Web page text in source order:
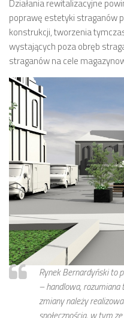
Nowy projekt
Strefa Tempo 30
Strefa Tempo 30 –
Strefa Tempo 30 –
Nowa organizacja
Marcinkowskiego
Archiwum konsultacji
Kontakt
Dla mediów
Działania rewitalizacyjne
poprawę estetyki straganów
konstrukcji, tworzenia
wystających poza obręb
straganów na cele
Rynek Bernardyński to
– handlowa, rozumiana
zmiany należy
społecznością, w tym